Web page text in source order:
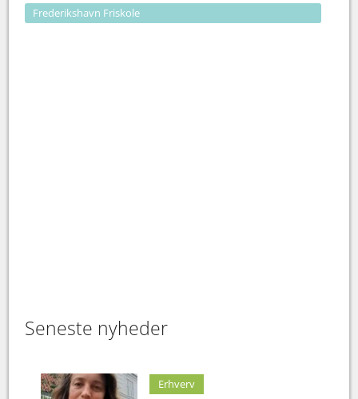
Frederikshavn Friskole
Seneste nyheder
Erhverv